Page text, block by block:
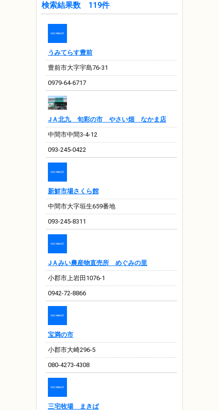
検索結果数 119件
うみてらす豊前
豊前市大字宇島76-31
0979-64-6717
JＡ北九 旬彩の市 やさい畑 なかま店
中間市中間3-4-12
093-245-0422
新鮮市場さくら館
中間市大字垣生659番地
093-245-8311
JＡみい農産物直売所 めぐみの里
小郡市上岩田1076-1
0942-72-8866
宝満の市
小郡市大崎296-5
080-4273-4308
三宅牧場 まきば